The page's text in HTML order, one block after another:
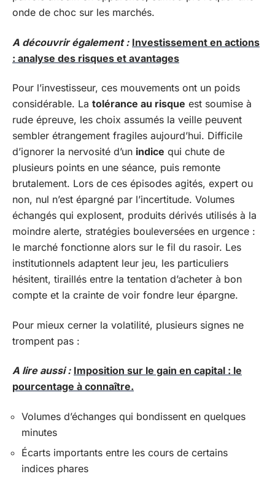
onde de choc sur les marchés.
A découvrir également : Investissement en actions
: analyse des risques et avantages
Pour l’investisseur, ces mouvements ont un poids
considérable. La tolérance au risque est soumise à
rude épreuve, les choix assumés la veille peuvent
sembler étrangement fragiles aujourd’hui. Difficile
d’ignorer la nervosité d’un indice qui chute de
plusieurs points en une séance, puis remonte
brutalement. Lors de ces épisodes agités, expert ou
non, nul n’est épargné par l’incertitude. Volumes
échangés qui explosent, produits dérivés utilisés à la
moindre alerte, stratégies bouleversées en urgence :
le marché fonctionne alors sur le fil du rasoir. Les
institutionnels adaptent leur jeu, les particuliers
hésitent, tiraillés entre la tentation d’acheter à bon
compte et la crainte de voir fondre leur épargne.
Pour mieux cerner la volatilité, plusieurs signes ne
trompent pas :
A lire aussi : Imposition sur le gain en capital : le
pourcentage à connaître.
Volumes d’échanges qui bondissent en quelques
minutes
Écarts importants entre les cours de certains
indices phares